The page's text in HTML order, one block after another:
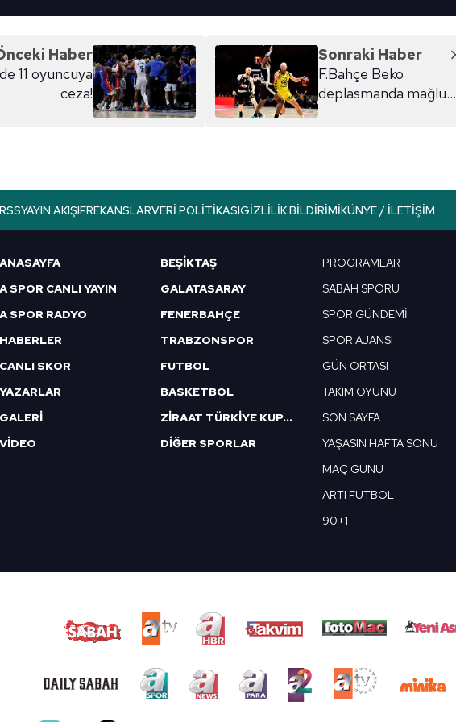
Haber
11 oyuncuya
ceza!
Sonraki Haber
F.Bahçe Beko
deplasmanda mağlup
RSSYAYIN AKIŞIFREKANSLARVERI POLITIKASIGIZLILIK BILDIRIMIKÜNYE / İLETIŞIM
ANASAYFA
A SPOR CANLI YAYIN
A SPOR RADYO
HABERLER
CANLI SKOR
YAZARLAR
GALERİ
VİDEO
BEŞİKTAŞ
GALATASARAY
FENERBAHÇE
TRABZONSPOR
FUTBOL
BASKETBOL
ZİRAAT TÜRKİYE KUPASI
DİĞER SPORLAR
PROGRAMLAR
SABAH SPORU
SPOR GÜNDEMİ
SPOR AJANSI
GÜN ORTASI
TAKIM OYUNU
SON SAYFA
YAŞASIN HAFTA SONU
MAÇ GÜNÜ
ARTI FUTBOL
90+1